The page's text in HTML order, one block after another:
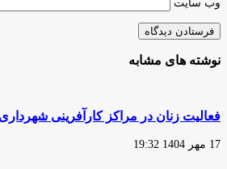
وب‌ سایت
نوشته های مشابه
فعالیت زنان در مراکز کارآفرینی
17 مهر 1404 19:32